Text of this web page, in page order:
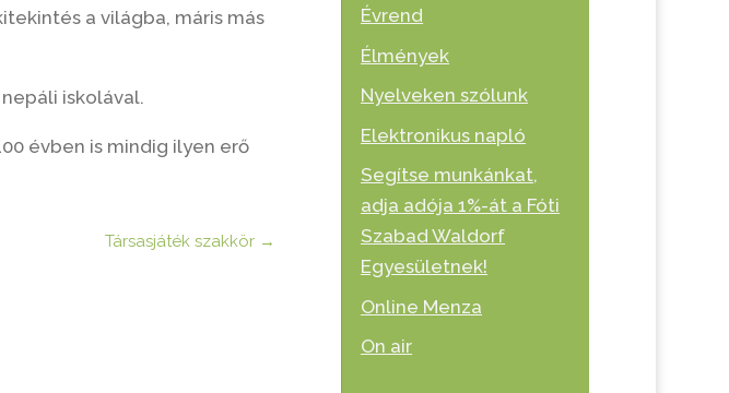
a világba, máris más
iskolával.
évben is mindig ilyen erő
Társasjáték szakkör →
Évrend
Élmények
Nyelveken szólunk
Elektronikus napló
Segítse munkánkat,
adja adója 1%-át a Fóti
Szabad Waldorf
Egyesületnek!
Online Menza
On air